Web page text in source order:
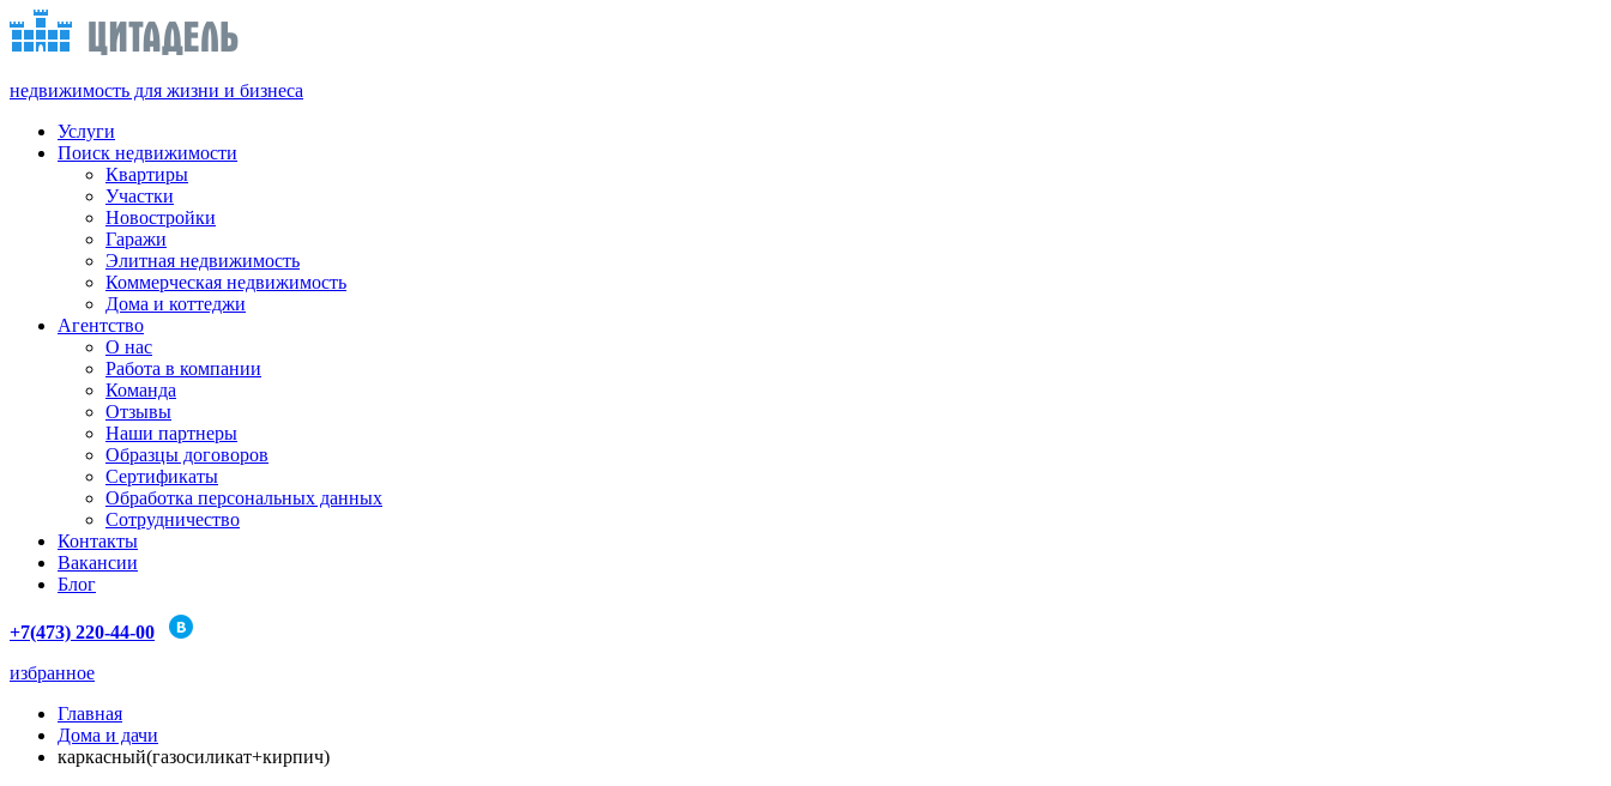
недвижимость для жизни и бизнеса
Услуги
Поиск недвижимости
Квартиры
Участки
Новостройки
Гаражи
Элитная недвижимость
Коммерческая недвижимость
Дома и коттеджи
Агентство
О нас
Работа в компании
Команда
Отзывы
Наши партнеры
Образцы договоров
Сертификаты
Обработка персональных данных
Сотрудничество
Контакты
Вакансии
Блог
+7(473) 220-44-00
избранное
Главная
Дома и дачи
каркасный(газосиликат+кирпич)